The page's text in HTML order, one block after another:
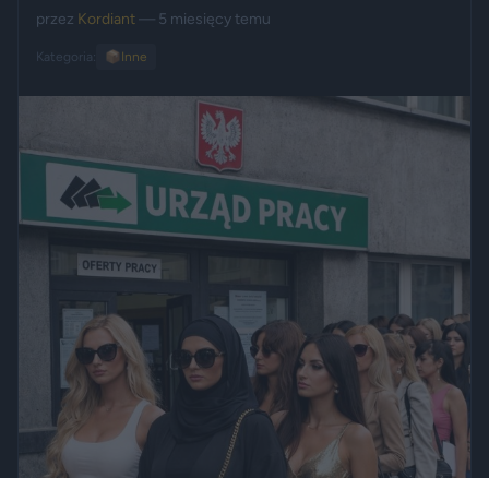
przez Kordiant— 5 miesięcy temu
Kategoria: 📦 Inne